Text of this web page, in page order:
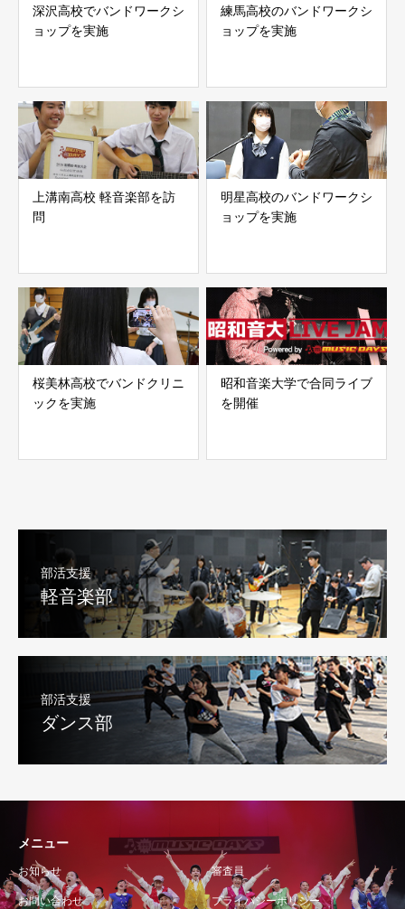
深沢高校でバンドワークシ
ョップを実施
練馬高校のバンドワークシ
ョップを実施
上溝南高校 軽音楽部を訪
問
明星高校のバンドワークシ
ョップを実施
桜美林高校でバンドクリニ
ックを実施
昭和音楽大学で合同ライブ
を開催
部活支援
軽音楽部
部活支援
ダンス部
メニュー
お知らせ 審査員
お問い合わせ プライバシーポリシー